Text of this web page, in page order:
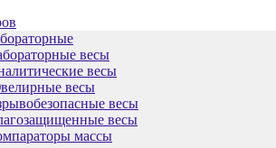
весы
весы
весы
весы
весы
массы